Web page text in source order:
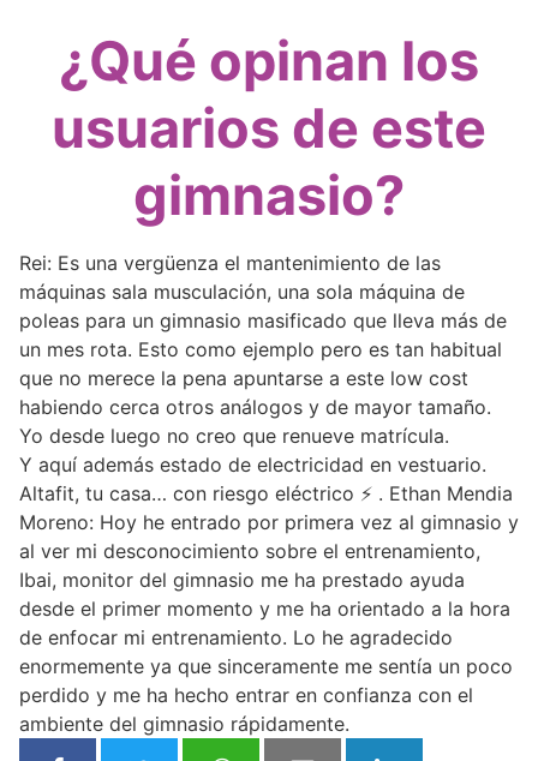
¿Qué opinan los
usuarios de este
gimnasio?
Rei: Es una vergüenza el mantenimiento de las
máquinas sala musculación, una sola máquina de
poleas para un gimnasio masificado que lleva más de
un mes rota. Esto como ejemplo pero es tan habitual
que no merece la pena apuntarse a este low cost
habiendo cerca otros análogos y de mayor tamaño.
Yo desde luego no creo que renueve matrícula.
Y aquí además estado de electricidad en vestuario.
Altafit, tu casa… con riesgo eléctrico ⚡️ . Ethan Mendia
Moreno: Hoy he entrado por primera vez al gimnasio y
al ver mi desconocimiento sobre el entrenamiento,
Ibai, monitor del gimnasio me ha prestado ayuda
desde el primer momento y me ha orientado a la hora
de enfocar mi entrenamiento. Lo he agradecido
enormemente ya que sinceramente me sentía un poco
perdido y me ha hecho entrar en confianza con el
ambiente del gimnasio rápidamente.